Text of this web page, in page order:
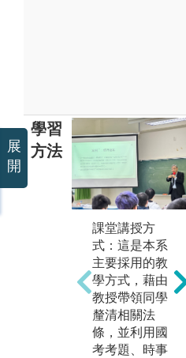
學習
方法
課堂講授方
式：這是本系
主要採用的教
學方式，藉由
教授帶領同學
釐清相關法
條，並利用國
考考題、時事
展
開